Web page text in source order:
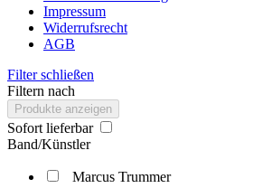
Impressum
Widerrufsrecht
AGB
Filter schließen
Filtern nach
Produkte anzeigen
Sofort lieferbar
Band/Künstler
Marcus Trummer